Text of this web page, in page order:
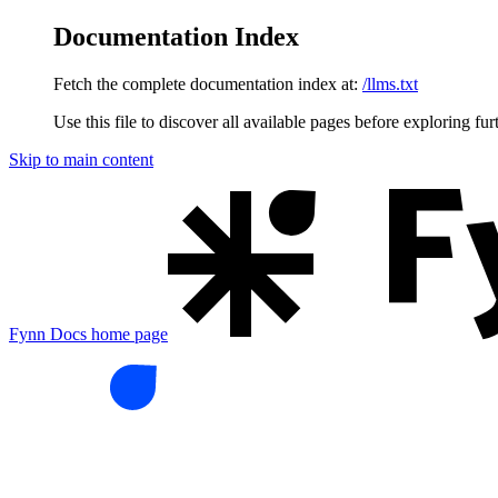
Documentation Index
Fetch the complete documentation index at: /llms.txt
Use this file to discover all available pages before exploring
Skip to main content
Fynn Docs home page